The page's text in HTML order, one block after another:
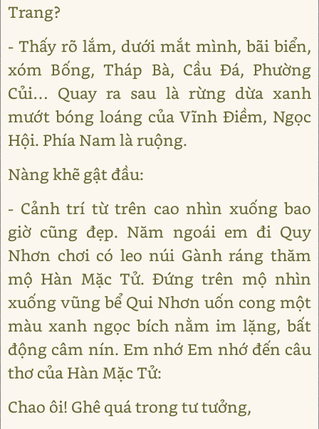
Trang?
- Thấy rõ lắm, dưới mắt mình, bãi biển,
xóm Bống, Tháp Bà, Cầu Đá, Phường
Củi… Quay ra sau là rừng dừa xanh
mướt bóng loáng của Vĩnh Điềm, Ngọc
Hội. Phía Nam là ruộng.
Nàng khẽ gật đầu:
- Cảnh trí từ trên cao nhìn xuống bao
giờ cũng đẹp. Năm ngoái em đi Quy
Nhơn chơi có leo núi Gành ráng thăm
mộ Hàn Mặc Tử. Đứng trên mộ nhìn
xuống vũng bể Qui Nhơn uốn cong một
màu xanh ngọc bích nằm im lặng, bất
động câm nín. Em nhớ Em nhớ đến câu
thơ của Hàn Mặc Tử:
Chao ôi! Ghê quá trong tư tưởng,